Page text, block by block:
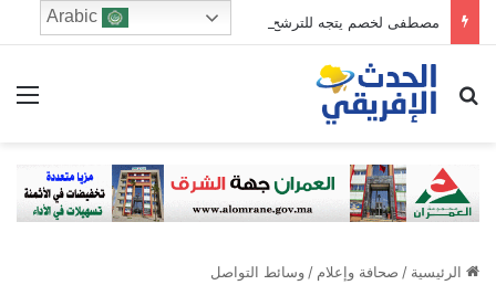
مصطفى لخصم يتجه للترشح في دائرة فاس الجنوبي
ابحث عن
الرئيسية / صحافة وإعلام /وسائط التواصل
Arabic